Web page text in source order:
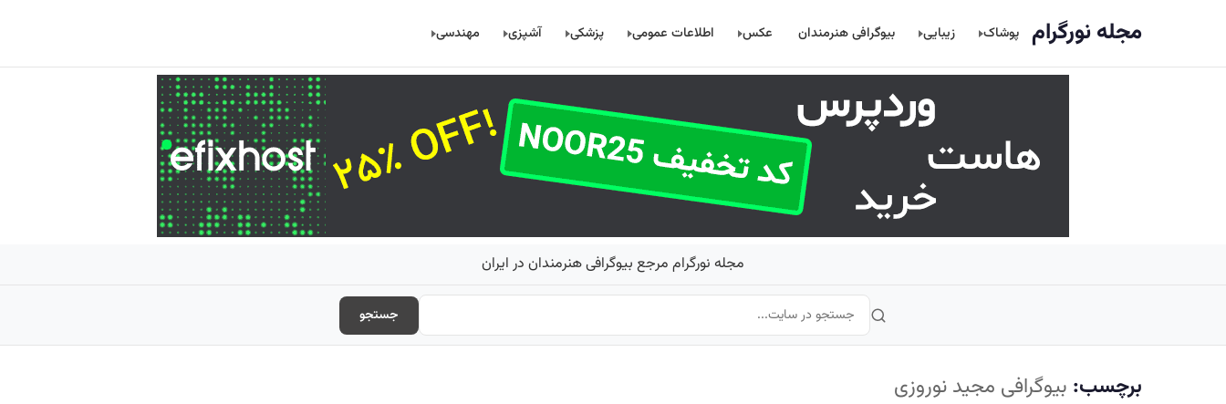
مجله نورگرام پوشاک زیبایی بیوگرافی هنرمندان عکس اطلاعات عمومی پزشکی آشپزی مهندسی
مجله نورگرام مرجع بیوگرافی هنرمندان در ایران
جستجو
برچسب: بیوگرافی مجید نوروزی